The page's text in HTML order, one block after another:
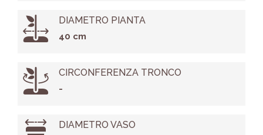
DIAMETRO PIANTA
40 cm
CIRCONFERENZA TRONCO
-
DIAMETRO VASO